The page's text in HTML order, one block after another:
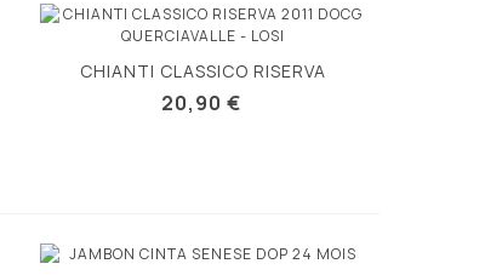
Vue rapide
CHIANTI CLASSICO RISERVA
DOCG...
20,90 €